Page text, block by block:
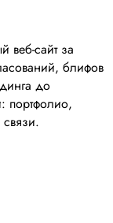
веб-сайт за
блифов
до
портфолио,